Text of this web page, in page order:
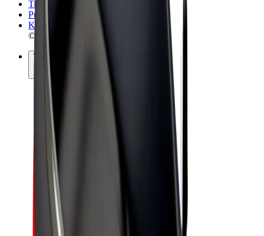
Tingimused
Privaatsus
Küpsised
© 2026 Bolt Technology OÜ
Teenused
Tõukerattad
Bolt Market
Bolt Food
Bolt Drive
Bolt for Business
Elektrijalgrattad
Bolt Plus